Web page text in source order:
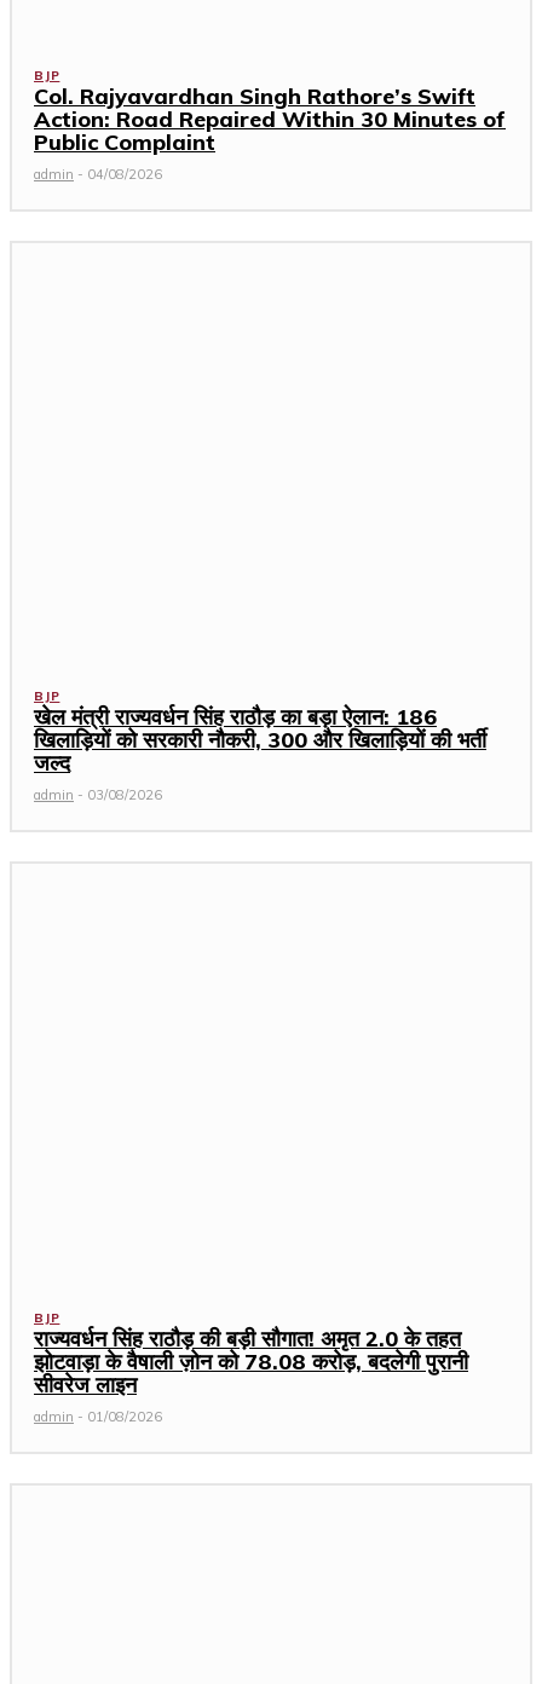
BJP
Col. Rajyavardhan Singh Rathore’s Swift
Action: Road Repaired Within 30 Minutes of
Public Complaint
admin - 04/08/2026
BJP
खेल मंत्री राज्यवर्धन सिंह राठौड़ का बड़ा ऐलान: 186
खिलाड़ियों को सरकारी नौकरी, 300 और खिलाड़ियों की भर्ती
जल्द
admin - 03/08/2026
BJP
राज्यवर्धन सिंह राठौड़ की बड़ी सौगात! अमृत 2.0 के तहत
झोटवाड़ा के वैषाली ज़ोन को ₹78.08 करोड़, बदलेगी पुरानी
सीवरेज लाइन
admin - 01/08/2026